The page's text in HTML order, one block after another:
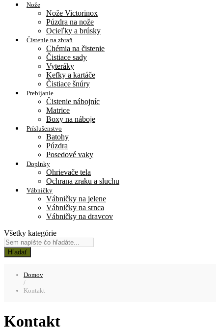
Nože
Nože Victorinox
Púzdra na nože
Ocieľky a brúsky
Čistenie na zbraň
Chémia na čistenie
Čistiace sady
Vyteráky
Kefky a kartáče
Čistiace šnúry
Prebíjanie
Čistenie nábojníc
Matrice
Boxy na náboje
Príslušenstvo
Batohy
Púzdra
Posedové vaky
Doplnky
Ohrievače tela
Ochrana zraku a sluchu
Vábničky
Vábničky na jelene
Vábničky na srnca
Vábničky na dravcov
Všetky kategórie
Hľadať
Domov
/
Kontakt
Kontakt